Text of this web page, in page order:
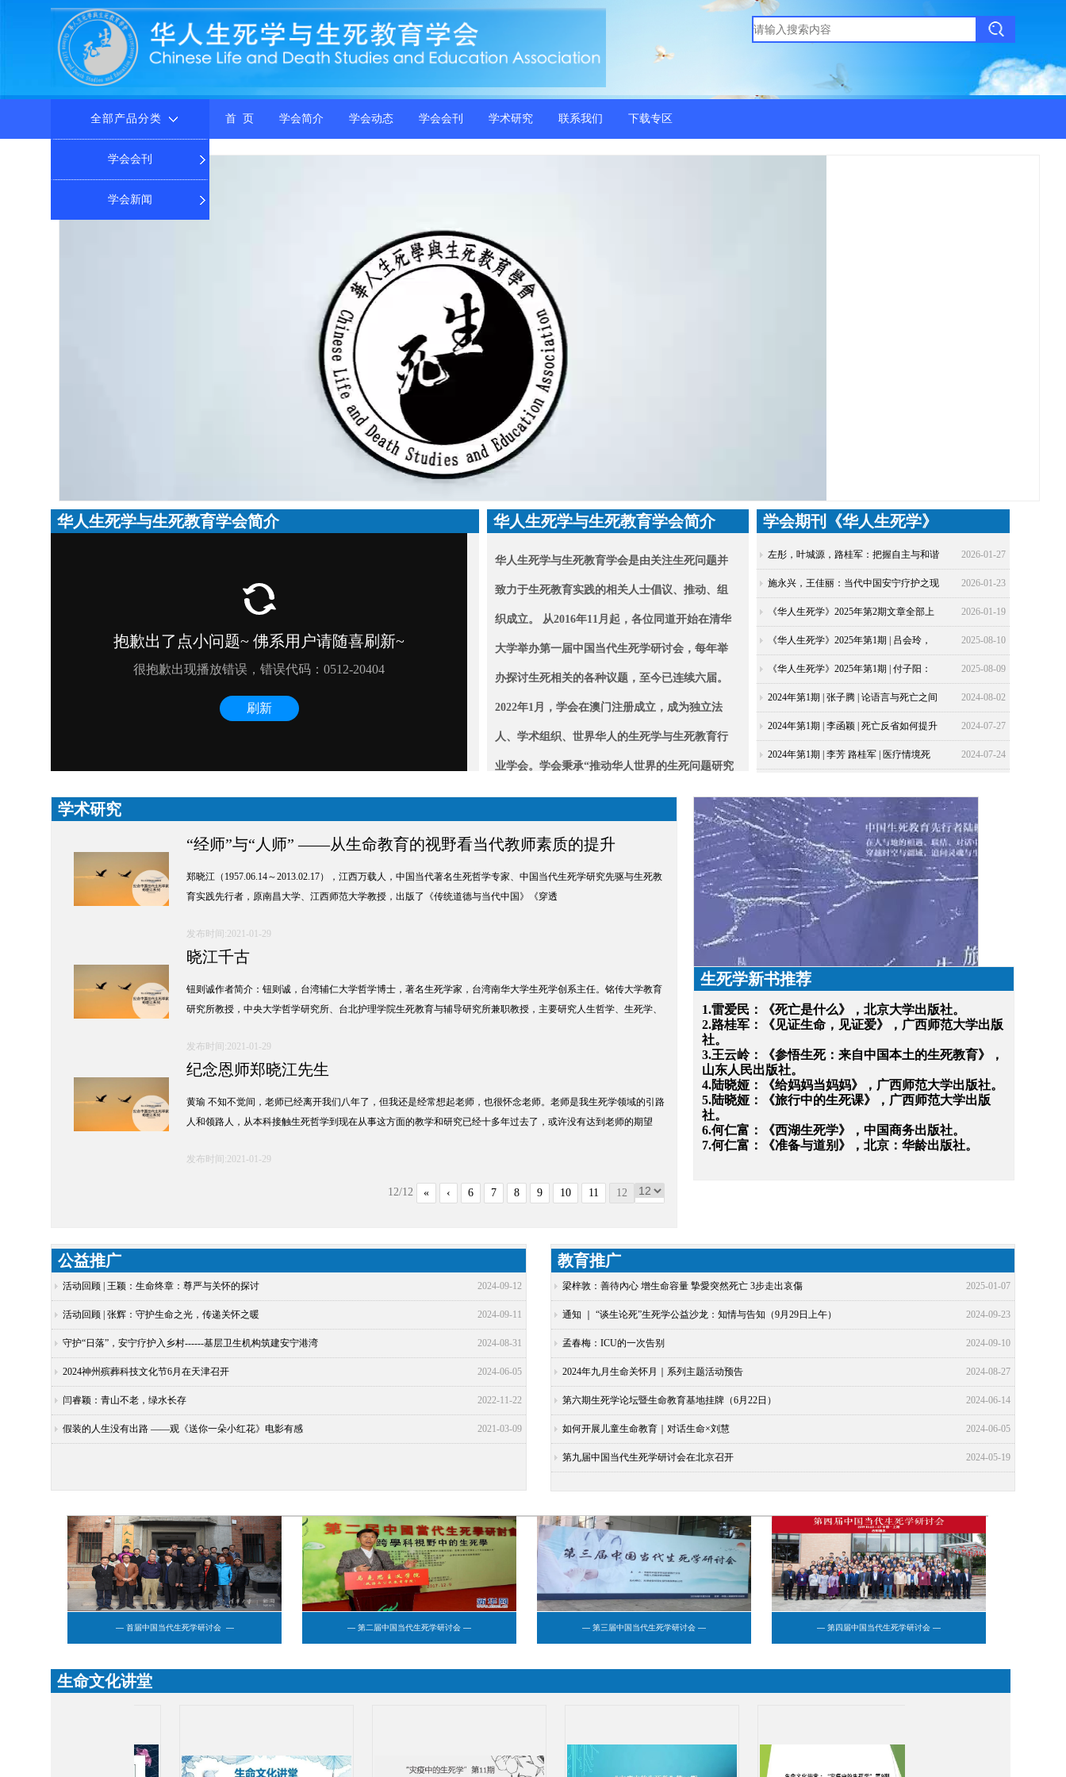
全部产品分类
学会会刊
学会新闻
首 页 学会简介 学会动态 学会会刊 学术研究 联系我们 下载专区
华人生死学与生死教育学会简介 华人生死学与生死教育学会简介
华人生死学与生死教育学会是由关注生死问题并
致力于生死教育实践的相关人士倡议、推动、组
织成立。 从2016年11月起，各位同道开始在清华
大学举办第一届中国当代生死学研讨会，每年举
办探讨生死相关的各种议题，至今已连续六届。
2022年1月，学会在澳门注册成立，成为独立法
人、学术组织、世界华人的生死学与生死教育行
业学会。学会秉承“推动华人世界的生死问题研究
与学术、学科体系之建设，以及华人社会的生死
教育之推广与普及”的宗旨，力求在生死问题的研
究上有所推进，在中国人的生死认知与生死安顿
上有所作为。
学会期刊《华人生死学》
左彤，叶城源，路桂军：把握自主与和谐
之间的微妙平衡：中国安宁疗护干预措施
文化适应性案例研究
2026-01-27
施永兴，王佳丽：当代中国安宁疗护之现
状反省及未来展望——施永兴教授专题访
谈
2026-01-23
《华人生死学》2025年第2期文章全部上
线，欢迎关注！
2026-01-19
《华人生死学》2025年第1期 | 吕会玲，
程丽楠：存在主义视角下：断舍离理念对
生死认知的反思与重构
2025-08-10
《华人生死学》2025年第1期 | 付子阳：
中日佛教生死观及临终关怀研究进展与评
述
2025-08-09
2024年第1期 | 张子腾 | 论语言与死亡之间
的否定性关联——以阿甘本的“声音”理论
为基础
2024-08-02
2024年第1期 | 李函颖 | 死亡反省如何提升
个体精神层面的幸福感？基于平衡时间洞
2024-07-27
2024年第1期 | 李芳 路桂军 | 医疗情境死
话“观点展示三步法”
2024-07-24
学术研究
“经师”与“人师” ——从生命教育的视野看当代教师素质的提升
郑晓江（1957.06.14～2013.02.17），江西万载人，中国当代著名生死哲学专家、中国当代生死学研究先驱与生死教
育实践先行者，原南昌大学、江西师范大学教授，出版了《传统道德与当代中国》《穿透
发布时间:2021-01-29
晓江千古
钮则诚作者简介：钮则诚，台湾辅仁大学哲学博士，著名生死学家，台湾南华大学生死学创系主任。铭传大学教育
研究所教授，中央大学哲学研究所、台北护理学院生死教育与辅导研究所兼职教授，主要研究人生哲学、生死学、
发布时间:2021-01-29
纪念恩师郑晓江先生
黄瑜 不知不觉间，老师已经离开我们八年了，但我还是经常想起老师，也很怀念老师。老师是我生死学领域的引路
人和领路人，从本科接触生死哲学到现在从事这方面的教学和研究已经十多年过去了，或许没有达到老师的期望
发布时间:2021-01-29
12/12 « ‹ 6 7 8 9 10 11 12
生死学新书推荐
1.雷爱民：《死亡是什么》，北京大学出版社。
2.路桂军：《见证生命，见证爱》，广西师范大学出版
社。
3.王云岭：《参悟生死：来自中国本土的生死教育》，
山东人民出版社。
4.陆晓娅：《给妈妈当妈妈》，广西师范大学出版社。
5.陆晓娅：《旅行中的生死课》，广西师范大学出版
社。
6.何仁富：《西湖生死学》，中国商务出版社。
7.何仁富：《准备与道别》，北京：华龄出版社。
公益推广
活动回顾 | 王颖：生命终章：尊严与关怀的探讨 2024-09-12
活动回顾 | 张辉：守护生命之光，传递关怀之暖 2024-09-11
守护“日落”，安宁疗护入乡村------基层卫生机构筑建安宁港湾 2024-08-31
2024神州殡葬科技文化节6月在天津召开 2024-06-05
闫睿颖：青山不老，绿水长存 2022-11-22
假装的人生没有出路 ——观《送你一朵小红花》电影有感 2021-03-09
教育推广
梁梓敦：善待內心 增生命容量 摯愛突然死亡 3步走出哀傷 2025-01-07
通知 ｜ “谈生论死”生死学公益沙龙：知情与告知（9月29日上午） 2024-09-23
孟春梅：ICU的一次告别 2024-09-10
2024年九月生命关怀月｜系列主题活动预告 2024-08-27
第六期生死学论坛暨生命教育基地挂牌（6月22日） 2024-06-14
如何开展儿童生命教育｜对话生命×刘慧 2024-06-05
第九届中国当代生死学研讨会在北京召开 2024-05-19
— 首届中国当代生死学研讨会 — — 第二届中国当代生死学研讨会 — — 第三届中国当代生死学研讨会 — — 第四届中国当代生死学研讨会 —
生命文化讲堂